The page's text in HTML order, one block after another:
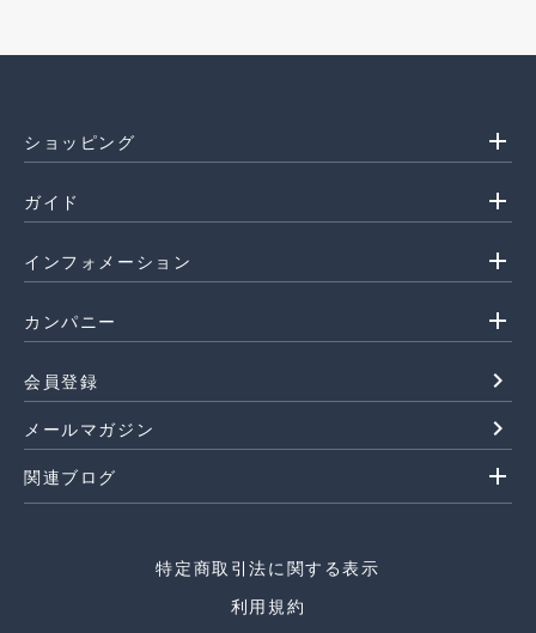
ショッピング add
ガイド add
インフォメーション add
カンパニー add
会員登録 navigate_next
メールマガジン navigate_next
関連ブログ add
特定商取引法に関する表示
利用規約